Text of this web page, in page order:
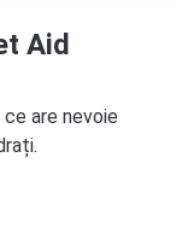
Aid
are nevoie